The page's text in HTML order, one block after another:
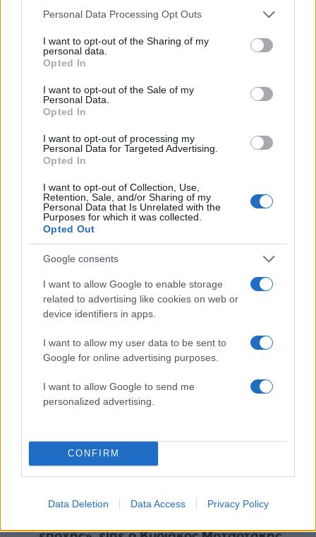
Please note that this website/app uses one or more Google
not limited to your visit or usage behaviour. You may click to
grant or deny consent to Google and its third-party tags to
use your data for below specified purposes in below Google
consent section.
Personal Data Processing Opt Outs
I want to opt-out of the Sharing of my
personal data.
Opted In
I want to opt-out of the Sale of my
Personal Data.
Opted In
I want to opt-out of processing my
Personal Data for Targeted Advertising.
Opted In
I want to opt-out of Collection, Use,
Retention, Sale, and/or Sharing of my
Personal Data that Is Unrelated with the
Purposes for which it was collected.
Opted Out
Google consents
I want to allow Google to enable storage
related to advertising like cookies on web or
device identifiers in apps.
I want to allow my user data to be sent to
Google for online advertising purposes.
I want to allow Google to send me
personalized advertising.
CONFIRM
Data Deletion Data Access Privacy Policy
Πιο δημοφιλή
η πλατφόρμα – Ποια ΑΦΜ προηγούνται
στις αιτήσεις
Η φωτιά στη Δυτική Αττική, από την
κορυφή του Κιθαιρώνα – Το εντυπωσιακό
timelapse βίντεο
Κυψέλη: Ο περίεργος ηλικιωμένος και το
ταξίδι στην Αράχωβα – Όσα ισχυρίστηκε ο
26χρονος για τον θάνατο της Βρετανίδας
Νέο κύμα ζέστης από το Σαββατοκύριακο
με 40άρια - Πολύ υψηλός κίνδυνος
πυρκαγιάς σε Αττική, Εύβοια, Λέσβο και
Χίο σήμερα
εντοπίζουν την τσάντα Hermès και το
Rolex όπου άρπαξε Έλληνας οδηγός από
Ουκρανό τουρίστα
Πιο σχολιασμένα
178 Μητσοτάκης στην υπογραφή συμφωνίας
για την ηλεκτρική διασύνδεση Ελλάδας –
Κύπρου: «Ισχυρή ψήφος εμπιστοσύνης» η
είσοδος της Meridiam στην GSI
Το τελευταίο αντίο στον Γιάννη
Βαρβιτσιώτη: «Ήταν φτιαγμένος από